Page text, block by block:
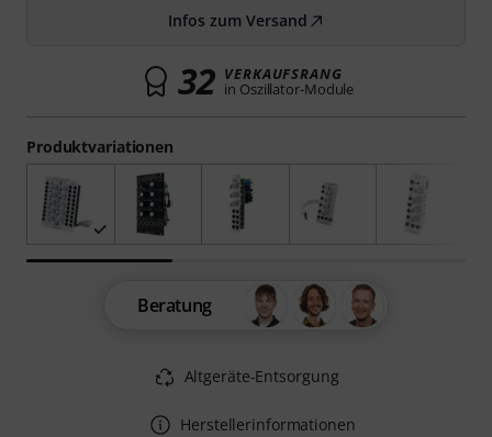
Produktvariationen
Infos zum Versand
32 VERKAUFSRANG
in Oszillator-Module
Beratung
Altgeräte-Entsorgung
Herstellerinformationen